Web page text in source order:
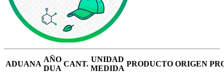
ADUANA
AÑO
DUA
CANT.
UNIDAD
MEDIDA
PRODUCTO ORIGEN